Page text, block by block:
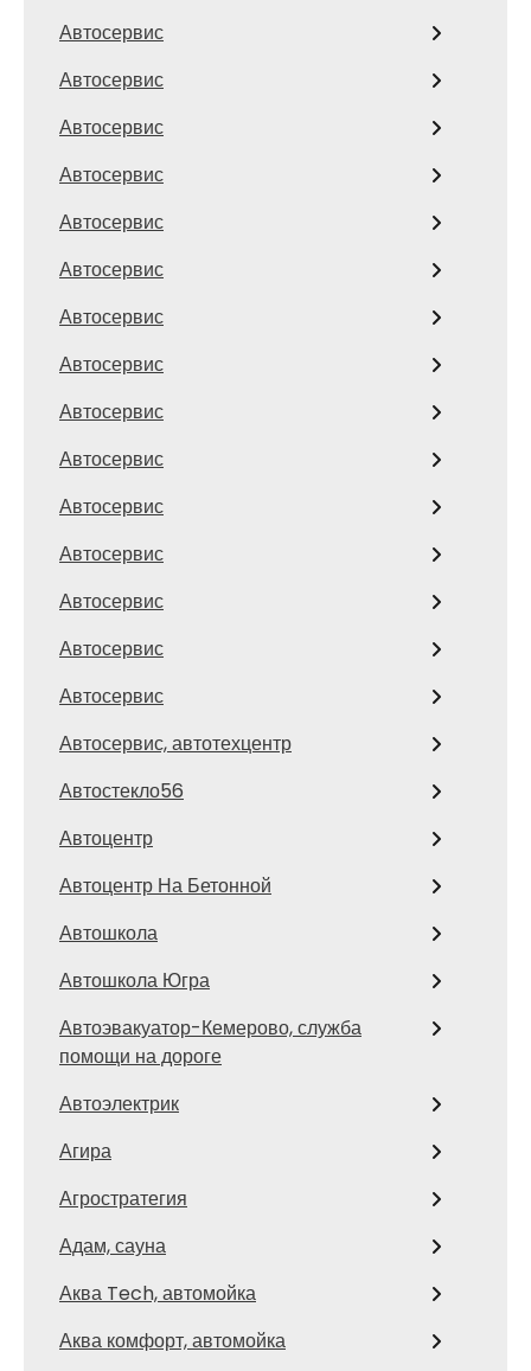
Автосервис
Автосервис
Автосервис
Автосервис
Автосервис
Автосервис
Автосервис
Автосервис
Автосервис
Автосервис
Автосервис
Автосервис
Автосервис
Автосервис
Автосервис
Автосервис, автотехцентр
Автостекло56
Автоцентр
Автоцентр На Бетонной
Автошкола
Автошкола Югра
Автоэвакуатор-Кемерово, служба
помощи на дороге
Автоэлектрик
Агира
Агростратегия
Адам, сауна
Аква Tech, автомойка
Аква комфорт, автомойка